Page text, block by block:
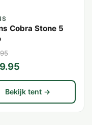
Cobra Stone 5
Bekijk tent →